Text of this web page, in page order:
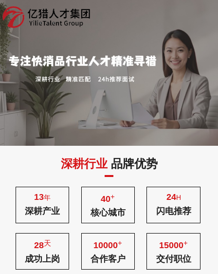
深耕行业品牌优势
13年
深耕产业
40+
核心城市
24H
闪电推荐
28天
成功上岗
10000+
合作客户
15000+
交付职位